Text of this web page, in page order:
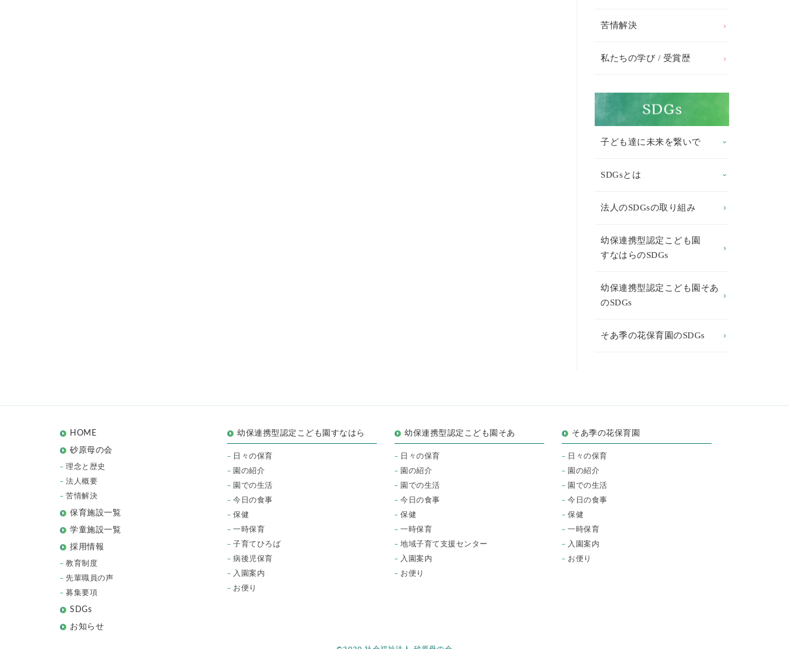
苦情解決
私たちの学び / 受賞歴
子ども達に未来を繋いで
SDGsとは
法人のSDGsの取り組み
幼保連携型認定こども園
すなはらのSDGs
幼保連携型認定こども園そあ
のSDGs
そあ季の花保育園のSDGs
HOME
砂原母の会
理念と歴史
法人概要
苦情解決
保育施設一覧
学童施設一覧
採用情報
教育制度
先輩職員の声
募集要項
SDGs
お知らせ
幼保連携型認定こども園すなはら
日々の保育
園の紹介
園での生活
今日の食事
保健
一時保育
子育てひろば
病後児保育
入園案内
お便り
幼保連携型認定こども園そあ
日々の保育
園の紹介
園での生活
今日の食事
保健
一時保育
地域子育て支援センター
入園案内
お便り
そあ季の花保育園
日々の保育
園の紹介
園での生活
今日の食事
保健
一時保育
入園案内
お便り